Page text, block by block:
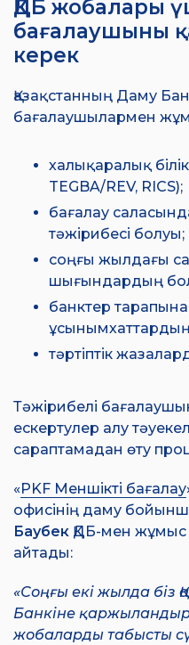
ҚДБ жобалары
бағалаушыны
керек
Қазақстанның Даму
бағалаушылармен
халықаралық
TEGBA/REV, RICS);
бағалау
тәжірибесі болуы;
соңғы жылдағы
шығындардың
банктер
тәртіптік
Тәжірибелі
ескертулер алу
сараптамадан өту
«PKF Меншікті бағалау
офисінің даму
Баубек ҚДБ-мен
айтады:
«Соңғы екі жылда біз
Банкіне
жобаларды табысты